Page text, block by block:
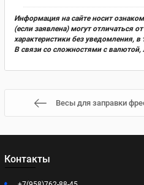
Информация на сайте носит
(если заявлена) могут отличаться
характеристики без уведомления,
В связи со сложностями с валютой,
Весы для заправки
Контакты